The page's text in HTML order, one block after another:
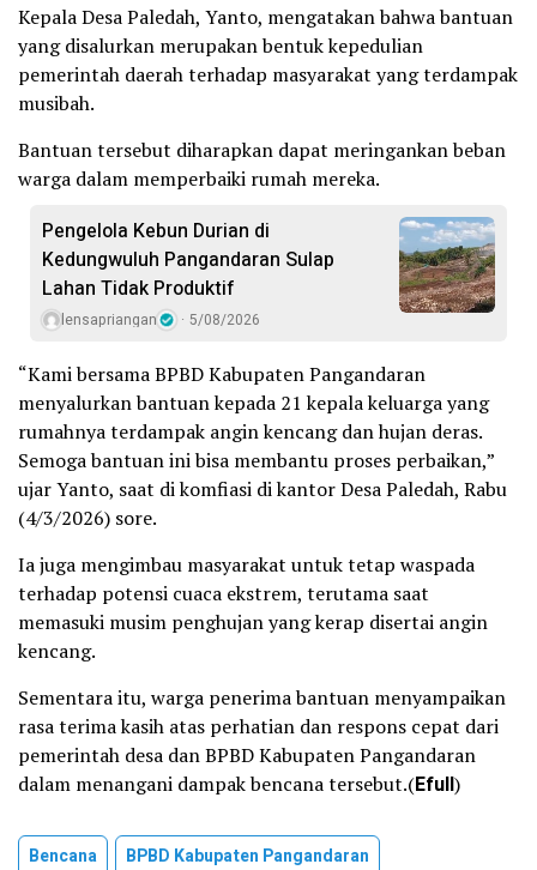
Kepala Desa Paledah, Yanto, mengatakan bahwa bantuan
yang disalurkan merupakan bentuk kepedulian
pemerintah daerah terhadap masyarakat yang terdampak
musibah.
Bantuan tersebut diharapkan dapat meringankan beban
warga dalam memperbaiki rumah mereka.
Pengelola Kebun Durian di
Kedungwuluh Pangandaran Sulap
Lahan Tidak Produktif ‎
lensapriangan 5/08/2026
“Kami bersama BPBD Kabupaten Pangandaran
menyalurkan bantuan kepada 21 kepala keluarga yang
rumahnya terdampak angin kencang dan hujan deras.
Semoga bantuan ini bisa membantu proses perbaikan,”
ujar Yanto, saat di komfiasi di kantor Desa Paledah, Rabu
(4/3/2026) sore.
Ia juga mengimbau masyarakat untuk tetap waspada
terhadap potensi cuaca ekstrem, terutama saat
memasuki musim penghujan yang kerap disertai angin
kencang.
Sementara itu, warga penerima bantuan menyampaikan
rasa terima kasih atas perhatian dan respons cepat dari
pemerintah desa dan BPBD Kabupaten Pangandaran
dalam menangani dampak bencana tersebut.(Efull)
Bencana
BPBD Kabupaten Pangandaran